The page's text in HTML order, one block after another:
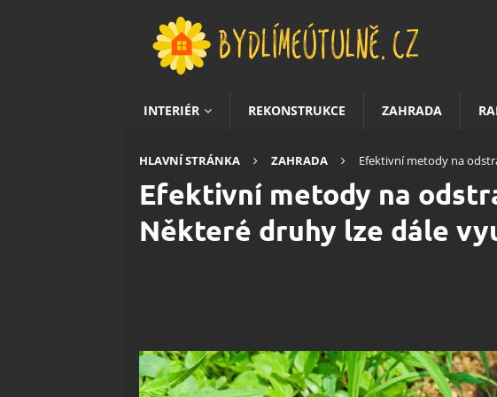
INTERIÉR REKONSTRUKCE ZAHRADA
HLAVNÍ STRÁNKA ZAHRADA Efektivní metody na
Efektivní metody na
Některé druhy lze dále